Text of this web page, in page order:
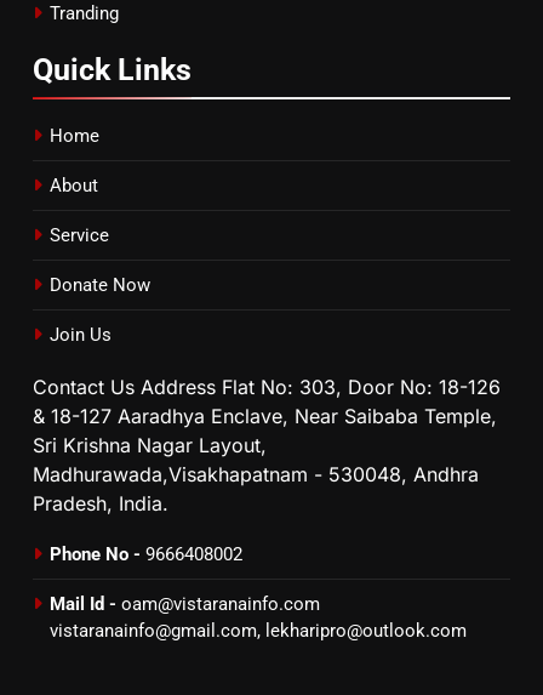
Tranding
Quick Links
Home
About
Service
Donate Now
Join Us
Contact Us Address Flat No: 303, Door No: 18-126
& 18-127 Aaradhya Enclave, Near Saibaba Temple,
Sri Krishna Nagar Layout,
Madhurawada,Visakhapatnam - 530048, Andhra
Pradesh, India.
Phone No - 9666408002
Mail Id - oam@vistaranainfo.com
vistaranainfo@gmail.com, lekharipro@outlook.com